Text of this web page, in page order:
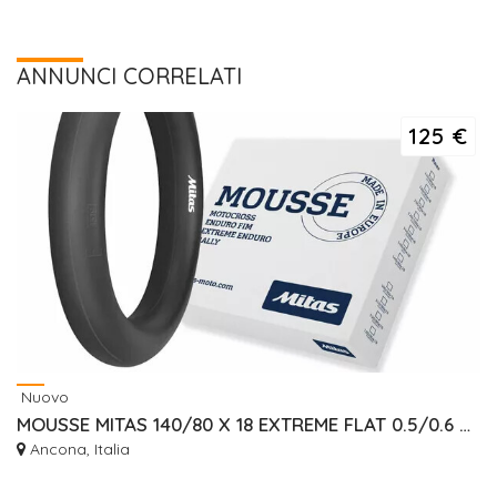
ANNUNCI CORRELATI
125 €
Nuovo
MOUSSE MITAS 140/80 X 18 EXTREME FLAT 0.5/0.6 BAR
Ancona, Italia